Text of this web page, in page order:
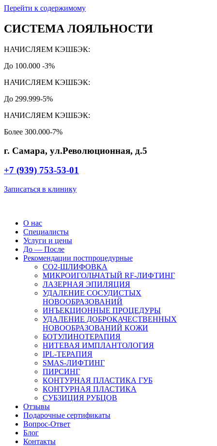
Перейти к содержимому
СИСТЕМА ЛОЯЛЬНОСТИ
НАЧИСЛЯЕМ КЭШБЭК:
До 100.000 -3%
НАЧИСЛЯЕМ КЭШБЭК:
До 299.999-5%
НАЧИСЛЯЕМ КЭШБЭК:
Более 300.000-7%
г. Самара, ул.Революционная, д.5
+7 (939) 753-53-01
Записаться в клинику
О нас
Специалисты
Услуги и цены
До — После
Рекомендации постпроцедурные
СO2-ШЛИФОВКА
МИКРОИГОЛЬЧАТЫЙ RF-ЛИФТИНГ
ЛАЗЕРНАЯ ЭПИЛЯЦИЯ
УДАЛЕНИЕ СОСУДИСТЫХ
НОВООБРАЗОВАНИЙ
ИНЪЕКЦИОННЫЕ ПРОЦЕДУРЫ
УДАЛЕНИЕ ДОБРОКАЧЕСТВЕННЫХ
НОВООБРАЗОВАНИЙ КОЖИ
БОТУЛИНОТЕРАПИЯ
НИТЕВАЯ ИМПЛАНТОЛОГИЯ
IPL-ТЕРАПИЯ
SMAS-ЛИФТИНГ
ПИРСИНГ
КОНТУРНАЯ ПЛАСТИКА ГУБ
КОНТУРНАЯ ПЛАСТИКА
СУБЗИЦИЯ РУБЦОВ
Отзывы
Подарочные сертификаты
Вопрос-Ответ
Блог
Контакты